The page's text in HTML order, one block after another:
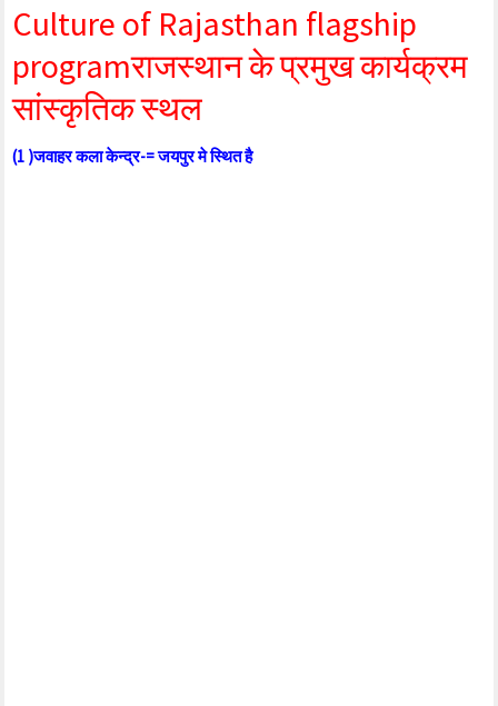
Culture of Rajasthan flagship
programराजस्थान के प्रमुख कार्यक्रम
सांस्कृतिक स्थल
(1 )जवाहर कला केन्द्र-= जयपुर मे स्थित है